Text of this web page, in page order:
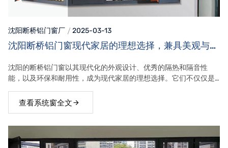
沈阳断桥铝门窗厂 2025-03-13
沈阳断桥铝门窗现代家居的理想选择，兼具美观与节
沈阳的断桥铝门窗以其现代化的外观设计、优秀的隔热和隔音性
能，以及环保和耐用性，成为现代家居的理想选择。它们不仅仅是
查看系统窗全文